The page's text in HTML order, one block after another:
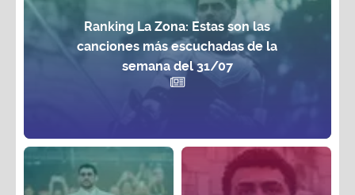
Ranking La Zona: Estas son las
canciones más escuchadas de la
semana del 31/07